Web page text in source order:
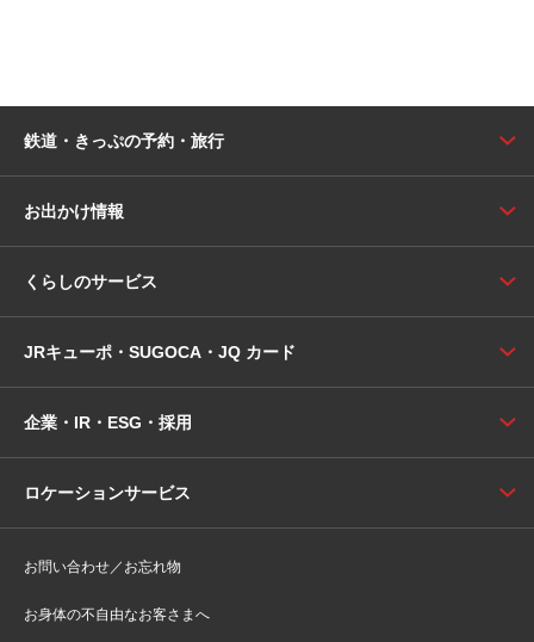
鉄道・きっぷの予約・旅行
お出かけ情報
くらしのサービス
JRキューポ・SUGOCA・JQ カード
企業・IR・ESG・採用
ロケーションサービス
お問い合わせ／お忘れ物
お身体の不自由なお客さまへ